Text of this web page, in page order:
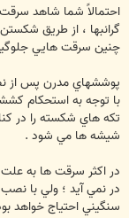
احتمالاً شما شاهد
گرانبها ، از طريق
چنين سرقت هايي
پوششهاي مدرن پس از
با توجه به استحكام
تكه هاي شكسته را در
شيشه ها مي شود .
در اكثر سرقت ها به
در نمي آيد ؛ ولي با
سنگيني احتياج خواهد